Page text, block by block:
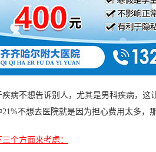
不想告诉别人，尤其是男科疾病，这
不想去医院就是因为担心费用太多，
个方面来考虑：